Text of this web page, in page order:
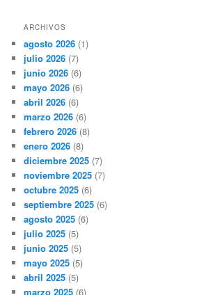
ARCHIVOS
agosto 2026 (1)
julio 2026 (7)
junio 2026 (6)
mayo 2026 (6)
abril 2026 (6)
marzo 2026 (6)
febrero 2026 (8)
enero 2026 (8)
diciembre 2025 (7)
noviembre 2025 (7)
octubre 2025 (6)
septiembre 2025 (6)
agosto 2025 (6)
julio 2025 (5)
junio 2025 (5)
mayo 2025 (5)
abril 2025 (5)
marzo 2025 (6)